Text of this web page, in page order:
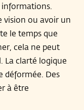
informations.
vision ou avoir un
le temps que
cela ne peut
La clarté logique
déformée. Des
à être